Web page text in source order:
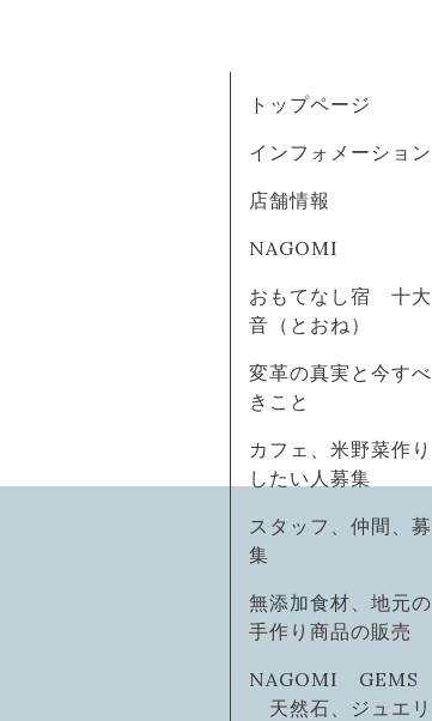
トップページ
インフォメーション
店舗情報
NAGOMI
おもてなし宿 十大
音（とおね）
変革の真実と今すべ
きこと
カフェ、米野菜作り
したい人募集
スタッフ、仲間、募
集
無添加食材、地元の
手作り商品の販売
NAGOMI GEMS
天然石、ジュエリ